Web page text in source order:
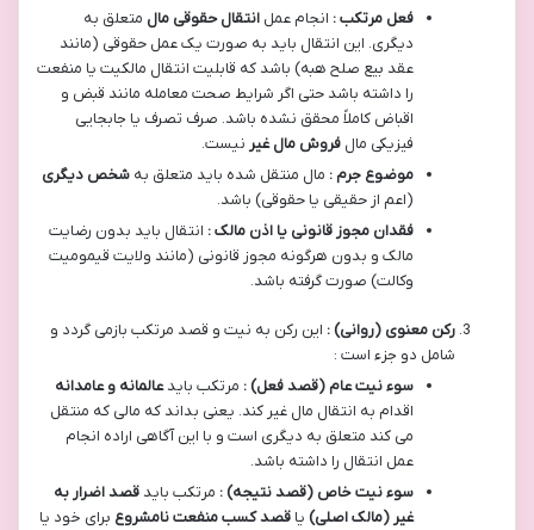
فعل مرتکب : انجام عمل انتقال حقوقی مال متعلق به
دیگری. این انتقال باید به صورت یک عمل حقوقی (مانند
عقد بیع صلح هبه) باشد که قابلیت انتقال مالکیت یا منفعت
را داشته باشد حتی اگر شرایط صحت معامله مانند قبض و
اقباض کاملاً محقق نشده باشد. صرف تصرف یا جابجایی
فیزیکی مال فروش مال غیر نیست.
موضوع جرم : مال منتقل شده باید متعلق به شخص دیگری
(اعم از حقیقی یا حقوقی) باشد.
فقدان مجوز قانونی یا اذن مالک : انتقال باید بدون رضایت
مالک و بدون هرگونه مجوز قانونی (مانند ولایت قیمومیت
وکالت) صورت گرفته باشد.
رکن معنوی (روانی) : این رکن به نیت و قصد مرتکب بازمی گردد و
شامل دو جزء است :
سوء نیت عام (قصد فعل) : مرتکب بایدعالمانه و عامدانه
اقدام به انتقال مال غیر کند. یعنی بداند که مالی که منتقل
می کند متعلق به دیگری است و با این آگاهی اراده انجام
عمل انتقال را داشته باشد.
سوء نیت خاص (قصد نتیجه) : مرتکب بایدقصد اضرار به
غیر (مالک اصلی) یا قصد کسب منفعت نامشروع برای خود یا